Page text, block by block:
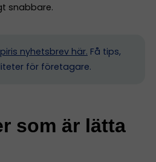
snabbare.
nyhetsbrev här. Få tips,
för företagare.
som är lätta